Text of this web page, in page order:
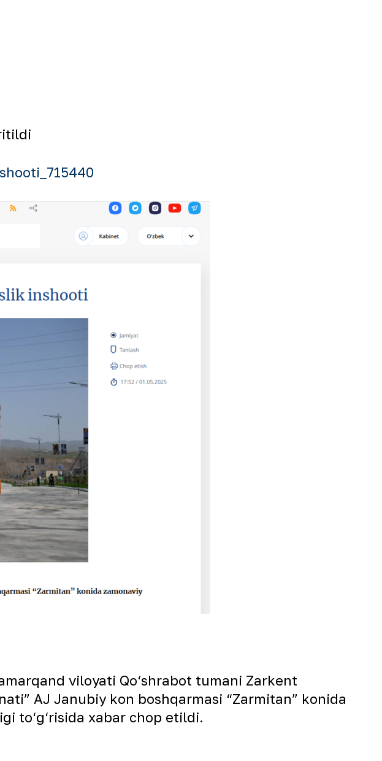
viloyati Qo‘shrabot tumani Zarkent
AJ Janubiy kon boshqarmasi “Zarmitan” konida
to‘g‘risida xabar chop etildi.